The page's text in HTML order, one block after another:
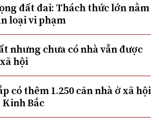
đất đai: Thách thức lớn nằm
loại vi phạm
nhưng chưa có nhà vẫn được
hội
có thêm 1.250 căn nhà ở xã hội
Bắc